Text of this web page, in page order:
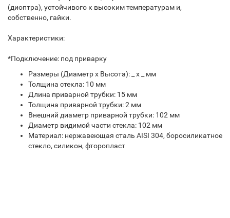
(диоптра), устойчивого к высоким температурам и,
собственно, гайки.
Характеристики:
*Подключение: под приварку
Размеры (Диаметр х Высота): _ х _ мм
Толщина стекла: 10 мм
Длина приварной трубки: 15 мм
Толщина приварной трубки: 2 мм
Внешний диаметр приварной трубки: 102 мм
Диаметр видимой части стекла: 102 мм
Материал: нержавеющая сталь AISI 304, боросиликатное
стекло, силикон, фторопласт